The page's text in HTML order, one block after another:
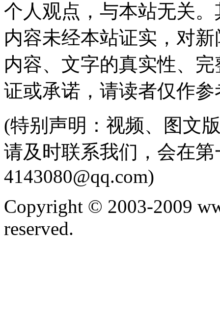
个人观点，与本站无关
内容未经本站证实，对
内容、文字的真实性、
证或承诺，请读者仅作
(特别声明：视频、图文
请及时联系我们，会在
4143080@qq.com)
Copyright © 2003-2009
reserved.